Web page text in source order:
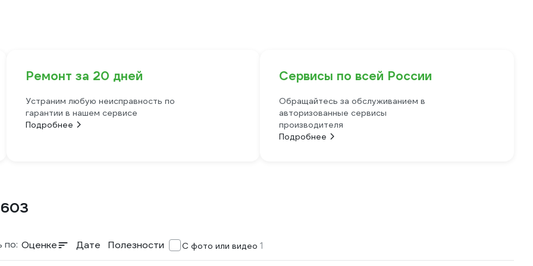
Ремонт за 20 дней
Устраним любую неисправность по
гарантии в нашем сервисе
Подробнее
Сервисы по всей России
Обращайтесь за обслуживанием в
авторизованные сервисы
производителя
Подробнее
по: Оценке Дате Полезности С фото или видео 1